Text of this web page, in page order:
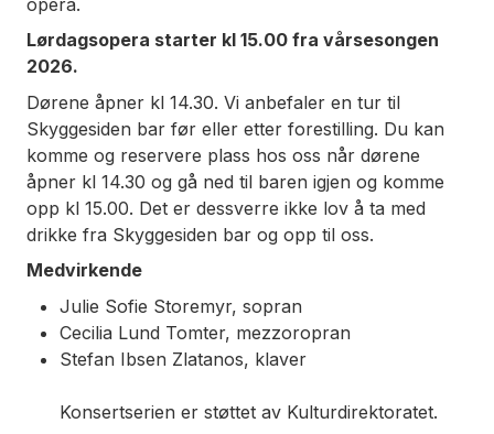
Lørdagsopera starter kl 15.00 fra vårsesongen
2026.
Dørene åpner kl 14.30. Vi anbefaler en tur til
Skyggesiden bar før eller etter forestilling. Du kan
komme og reservere plass hos oss når dørene
åpner kl 14.30 og gå ned til baren igjen og komme
opp kl 15.00. Det er dessverre ikke lov å ta med
drikke fra Skyggesiden bar og opp til oss.
Medvirkende
Julie Sofie Storemyr, sopran
Cecilia Lund Tomter, mezzoropran
Stefan Ibsen Zlatanos, klaver
Konsertserien er støttet av Kulturdirektoratet.